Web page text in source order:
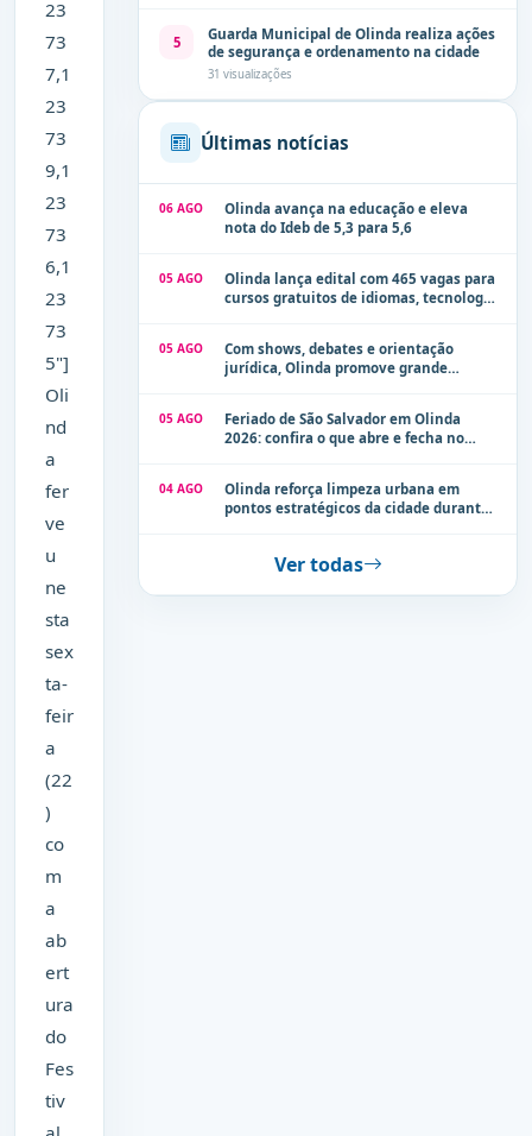
23
73
7,1
23
73
9,1
23
73
6,1
23
73
5"]
Oli
nd
a
fer
ve
u
ne
sta
sex
ta-
feir
a
(22
)
co
m
a
ab
ert
ura
do
Fes
tiv
5
Guarda Municipal de Olinda realiza ações
de segurança e ordenamento na cidade
31 visualizações
Últimas notícias
06 AGO
Olinda avança na educação e eleva
nota do Ideb de 5,3 para 5,6
05 AGO
Olinda lança edital com 465 vagas para
cursos gratuitos de idiomas, tecnologia
05 AGO
Com shows, debates e orientação
jurídica, Olinda promove grande
05 AGO
Feriado de São Salvador em Olinda
2026: confira o que abre e fecha no
04 AGO
Olinda reforça limpeza urbana em
pontos estratégicos da cidade durante
Ver todas